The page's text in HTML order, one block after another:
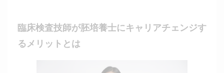
臨床検査技師が胚培養士にキャリアチェンジす
るメリットとは